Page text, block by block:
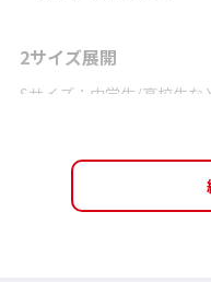
2サイズ展開
Sサイズ：中学生/高校生
Mサイズ：高校生以上用